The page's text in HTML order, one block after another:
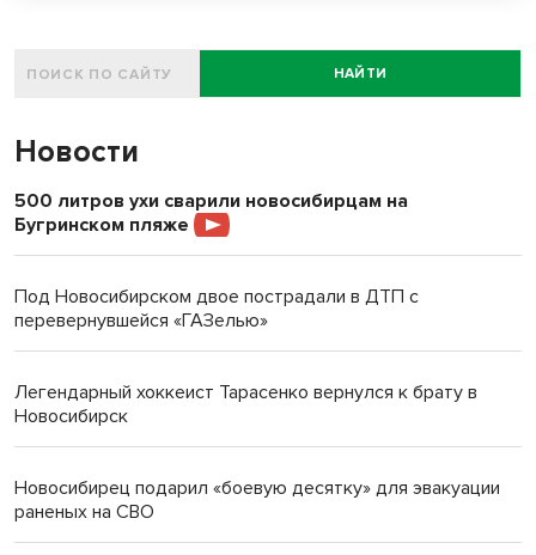
НАЙТИ
Новости
500 литров ухи сварили новосибирцам на
Бугринском пляже
Под Новосибирском двое пострадали в ДТП с
перевернувшейся «ГАЗелью»
Легендарный хоккеист Тарасенко вернулся к брату в
Новосибирск
Новосибирец подарил «боевую десятку» для эвакуации
раненых на СВО